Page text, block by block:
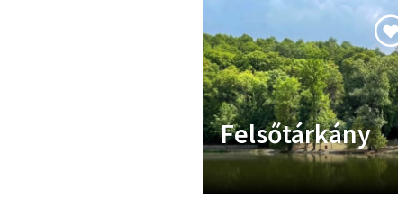
Felsőtárkány